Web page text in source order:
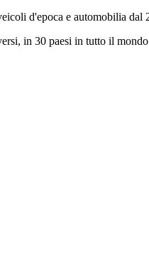
d'epoca e automobilia dal
in 30 paesi in tutto il